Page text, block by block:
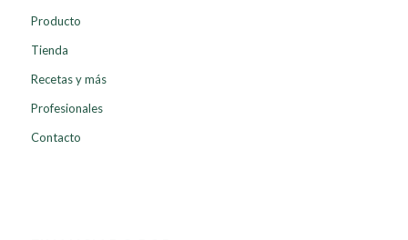
Producto
Tienda
Recetas y más
Profesionales
Contacto